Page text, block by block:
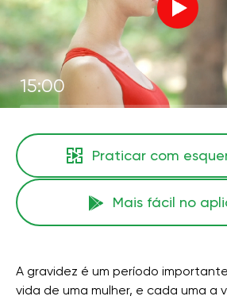
15:00
Praticar com
Mais fácil no
A gravidez é um período
vida de uma mulher, e cada uma a